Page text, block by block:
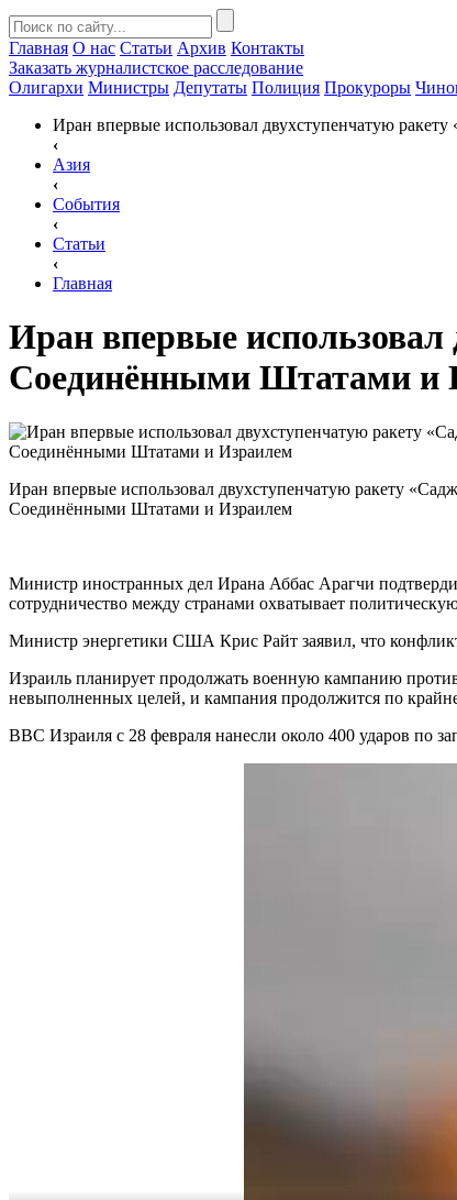
Главная О нас Статьи Архив Контакты
Заказать журналистское расследование
Олигархи Министры Депутаты Полиция Прокуроры
Иран впервые использовал двухступенчатую
‹
Азия
‹
События
‹
Статьи
‹
Главная
Иран впервые использовал
Соединёнными Штатами и
Иран впервые использовал двухступенчатую ракету
Соединёнными Штатами и Израилем
Министр иностранных дел Ирана Аббас Арагчи
сотрудничество между странами охватывает
Министр энергетики США Крис Райт заявил, что
Израиль планирует продолжать военную кампанию
невыполненных целей, и кампания продолжится по
ВВС Израиля с 28 февраля нанесли около 400 ударов по